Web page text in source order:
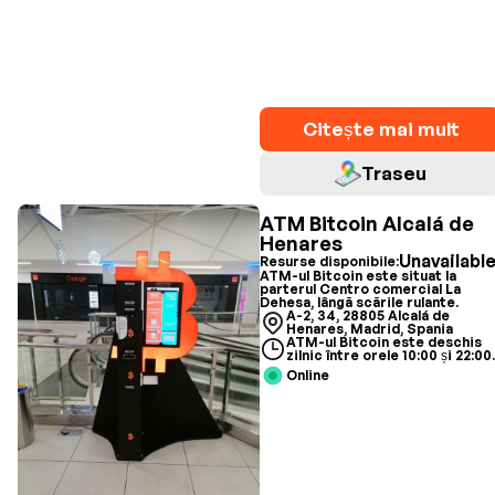
Citește mai mult
Traseu
ATM Bitcoin Alcalá de
Henares
Resurse disponibile:
ATM-ul Bitcoin este situat la
parterul Centro comercial La
Dehesa, lângă scările rulante.
A-2, 34, 28805 Alcalá de
Henares, Madrid, Spania
ATM-ul Bitcoin este deschis
zilnic între orele 10:00 și 22:00.
Online